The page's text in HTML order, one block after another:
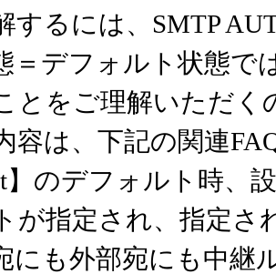
するには、SMTP
＝デフォルト状態で
とをご理解いただ
容は、下記の関連
】のデフォルト時、
が指定され、指定
にも外部宛にも中継